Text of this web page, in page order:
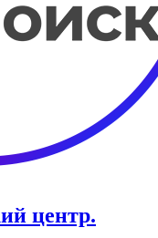
центр.